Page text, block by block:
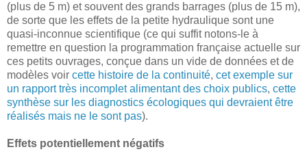
(plus de 5 m) et souvent des grands barrages (plus de 15 m),
de sorte que les effets de la petite hydraulique sont une
quasi-inconnue scientifique (ce qui suffit notons-le à
remettre en question la programmation française actuelle sur
ces petits ouvrages, conçue dans un vide de données et de
modèles voir cette histoire de la continuité, cet exemple sur
un rapport très incomplet alimentant des choix publics, cette
synthèse sur les diagnostics écologiques qui devraient être
réalisés mais ne le sont pas).
Effets potentiellement négatifs